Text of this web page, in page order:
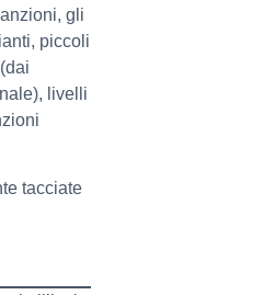
gli
piccoli
livelli
tacciate